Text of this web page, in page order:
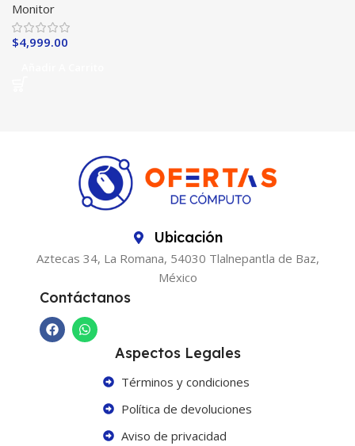
Monitor
$4,999.00
Ubicación
Aztecas 34, La Romana, 54030 Tlalnepantla de Baz,
México
Contáctanos
Aspectos Legales
Términos y condiciones
Política de devoluciones
Aviso de privacidad